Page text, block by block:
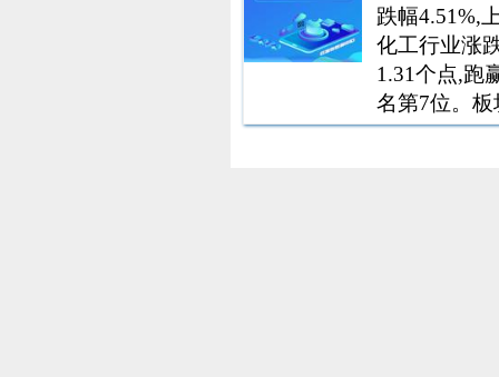
跌幅4.51%,
化工行业涨
1.31个点,跑
名第7位。
点,跑赢创业